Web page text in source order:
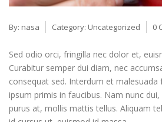
By: nasa Category: Uncategorized 0
Sed odio orci, fringilla nec dolor et,
Curabitur semper dui diam, nec
consequat sed. Interdum et malesuada
ipsum primis in faucibus. Nam nunc
purus at, mollis mattis tellus. Aliquam